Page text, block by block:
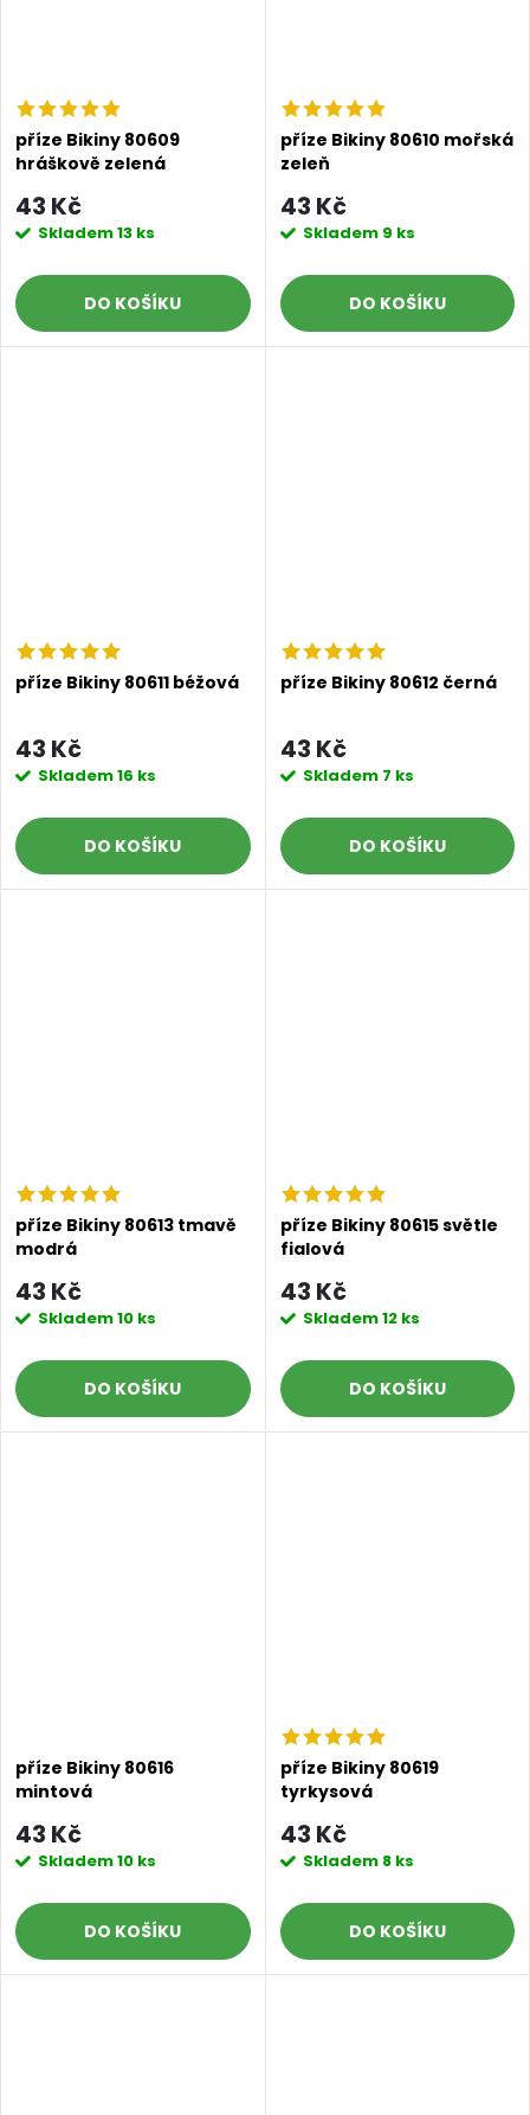
příze Bikiny 80609
hráškově zelená
43 Kč
Skladem13 ks
DO KOŠÍKU
příze Bikiny 80610 mořská
zeleň
43 Kč
Skladem 9 ks
DO KOŠÍKU
příze Bikiny 80611 béžová
43 Kč
Skladem16 ks
DO KOŠÍKU
příze Bikiny 80612 černá
43 Kč
Skladem 7 ks
DO KOŠÍKU
příze Bikiny 80613 tmavě
modrá
43 Kč
Skladem10 ks
DO KOŠÍKU
příze Bikiny 80615 světle
fialová
43 Kč
Skladem12 ks
DO KOŠÍKU
příze Bikiny 80616
mintová
43 Kč
Skladem10 ks
DO KOŠÍKU
příze Bikiny 80619
tyrkysová
43 Kč
Skladem 8 ks
DO KOŠÍKU